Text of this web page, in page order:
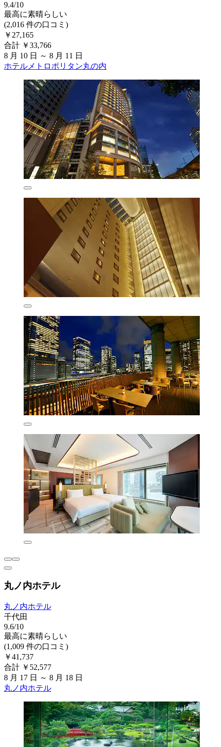
9.4/10
最高に素晴らしい
(2,016 件の口コミ)
￥27,165
合計 ￥33,766
8 月 10 日 ～ 8 月 11 日
ホテルメトロポリタン丸の内
丸ノ内ホテル
丸ノ内ホテル
千代田
9.6/10
最高に素晴らしい
(1,009 件の口コミ)
￥41,737
合計 ￥52,577
8 月 17 日 ～ 8 月 18 日
丸ノ内ホテル